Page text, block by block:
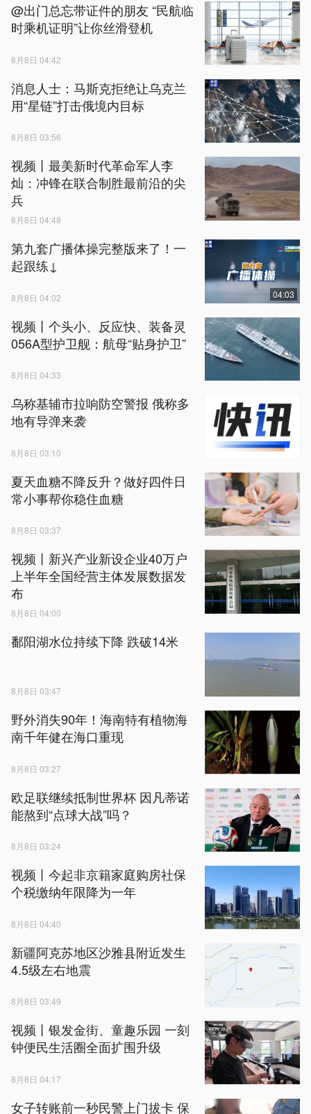
@出门总忘带证件的朋友 “民航临
时乘机证明”让你丝滑登机
8月8日 04:42
消息人士：马斯克拒绝让乌克兰
用“星链”打击俄境内目标
8月8日 03:56
视频丨最美新时代革命军人李
灿：冲锋在联合制胜最前沿的尖
兵
8月8日 04:48
第九套广播体操完整版来了！一
起跟练↓
8月8日 04:02 04:03
视频丨个头小、反应快、装备灵
056A型护卫舰：航母“贴身护卫”
8月8日 04:33
乌称基辅市拉响防空警报 俄称多
地有导弹来袭
8月8日 03:10
夏天血糖不降反升？做好四件日
常小事帮你稳住血糖
8月8日 03:37
视频丨新兴产业新设企业40万户
上半年全国经营主体发展数据发
布
8月8日 04:00
鄱阳湖水位持续下降 跌破14米
8月8日 03:47
野外消失90年！海南特有植物海
南千年健在海口重现
8月8日 03:27
欧足联继续抵制世界杯 因凡蒂诺
能熬到“点球大战”吗？
8月8日 03:24
视频丨今起非京籍家庭购房社保
个税缴纳年限降为一年
8月8日 04:40
新疆阿克苏地区沙雅县附近发生
4.5级左右地震
8月8日 03:49
视频丨银发金街、童趣乐园 一刻
钟便民生活圈全面扩围升级
8月8日 04:17
女子转账前一秒民警上门拔卡 保